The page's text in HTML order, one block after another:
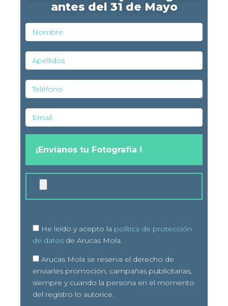
antes del 31 de Mayo
¡Envíanos tu Fotografía !
He leído y acepto la política de protección
de datos de Arucas Mola.
Arucas Mola se reserva el derecho de
enviarles promoción, campañas publicitarias,
siempre y cuando la persona en el momento
del registro lo autorice.